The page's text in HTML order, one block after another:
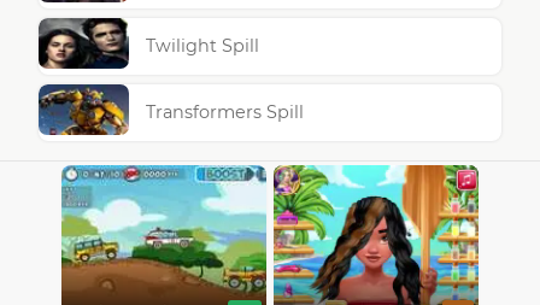
Twilight Spill
Transformers Spill